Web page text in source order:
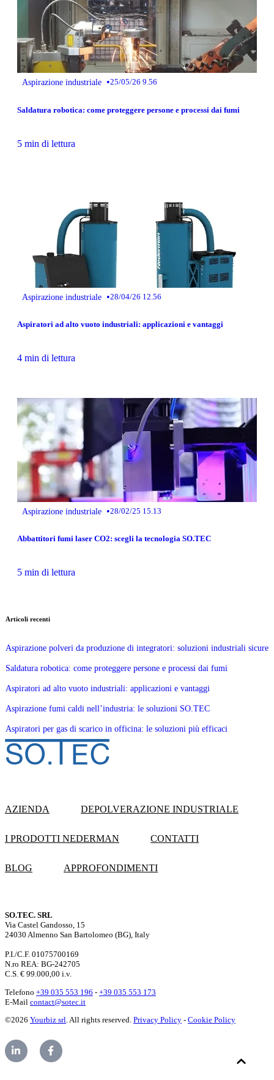
Aspirazione industriale •25/05/26 9.56
Saldatura robotica: come proteggere persone e processi dai fumi
5 min di lettura
Aspirazione industriale •28/04/26 12.56
Aspiratori ad alto vuoto industriali: applicazioni e vantaggi
4 min di lettura
Aspirazione industriale •28/02/25 15.13
Abbattitori fumi laser CO2: scegli la tecnologia SO.TEC
5 min di lettura
Articoli recenti
Aspirazione polveri da produzione di integratori: soluzioni industriali sicure
Saldatura robotica: come proteggere persone e processi dai fumi
Aspiratori ad alto vuoto industriali: applicazioni e vantaggi
Aspirazione fumi caldi nell’industria: le soluzioni SO.TEC
Aspiratori per gas di scarico in officina: le soluzioni più efficaci
AZIENDA DEPOLVERAZIONE INDUSTRIALE
I PRODOTTI NEDERMAN CONTATTI
BLOG APPROFONDIMENTI
SO.TEC. SRL
Via Castel Gandosso, 15
24030 Almenno San Bartolomeo (BG), Italy
P.I./C.F. 01075700169
N.ro REA: BG-242705
C.S. € 99.000,00 i.v.
Telefono +39 035 553 196 - +39 035 553 173
E-Mail contact@sotec.it
©2026 Yourbiz srl. All rights reserved. Privacy Policy - Cookie Policy